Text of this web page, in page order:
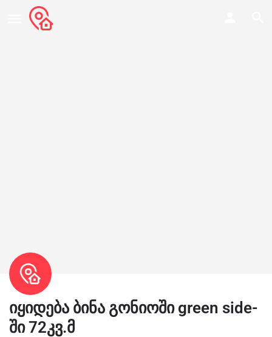
იყიდება ბინა გონიოში green side-
ში 72კვ.მ